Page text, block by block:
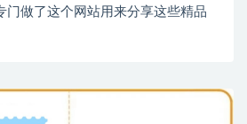
门做了这个网站用来分享这些精品